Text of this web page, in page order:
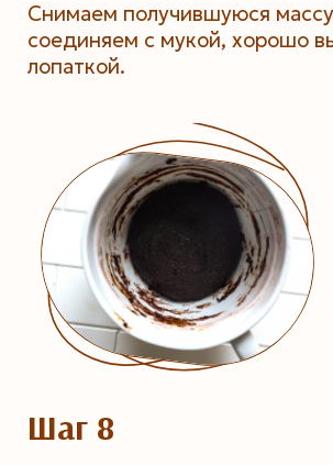
Снимаем получившуюся
соединяем с мукой, хорошо
лопаткой.
Шаг 8